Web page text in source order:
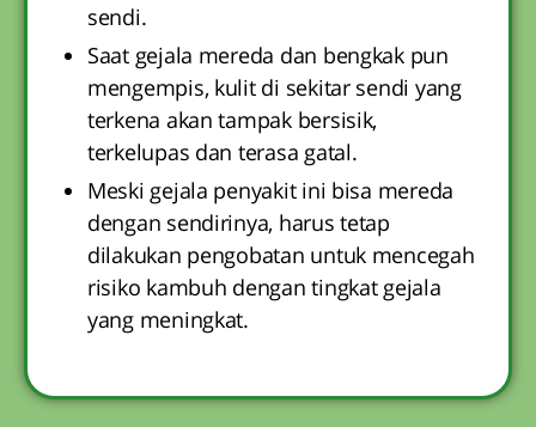
sendi.
Saat gejala mereda dan bengkak pun
mengempis, kulit di sekitar sendi yang
terkena akan tampak bersisik,
terkelupas dan terasa gatal.
Meski gejala penyakit ini bisa mereda
dengan sendirinya, harus tetap
dilakukan pengobatan untuk mencegah
risiko kambuh dengan tingkat gejala
yang meningkat.